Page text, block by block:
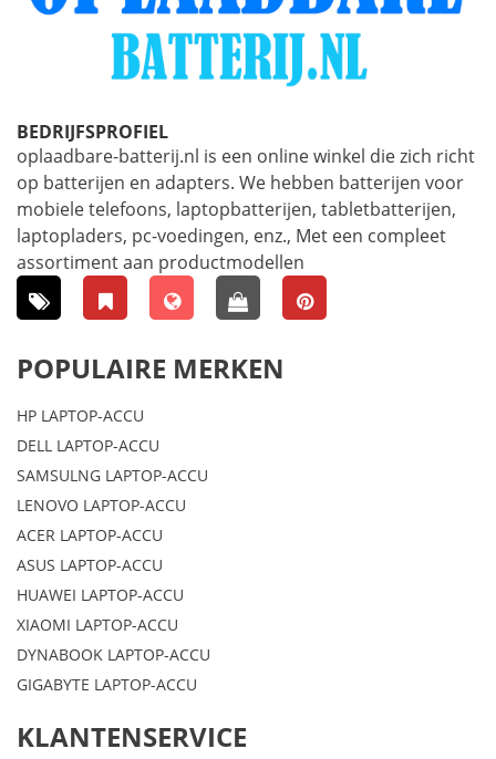
BEDRIJFSPROFIEL
oplaadbare-batterij.nl is een online winkel die zich richt
op batterijen en adapters. We hebben batterijen voor
mobiele telefoons, laptopbatterijen, tabletbatterijen,
laptopladers, pc-voedingen, enz., Met een compleet
assortiment aan productmodellen
POPULAIRE MERKEN
HP LAPTOP-ACCU
DELL LAPTOP-ACCU
SAMSULNG LAPTOP-ACCU
LENOVO LAPTOP-ACCU
ACER LAPTOP-ACCU
ASUS LAPTOP-ACCU
HUAWEI LAPTOP-ACCU
XIAOMI LAPTOP-ACCU
DYNABOOK LAPTOP-ACCU
GIGABYTE LAPTOP-ACCU
KLANTENSERVICE